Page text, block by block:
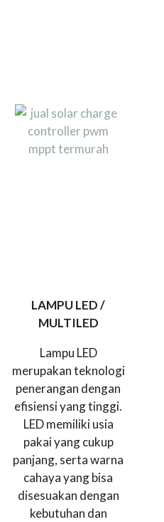
LAMPU LED /
MULTILED
Lampu LED
merupakan teknologi
penerangan dengan
efisiensi yang tinggi.
LED memiliki usia
pakai yang cukup
panjang, serta warna
cahaya yang bisa
disesuakan dengan
kebutuhan dan